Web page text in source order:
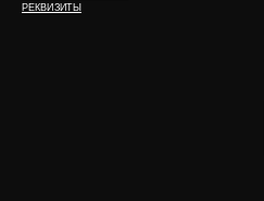
РЕКВИЗИТЫ